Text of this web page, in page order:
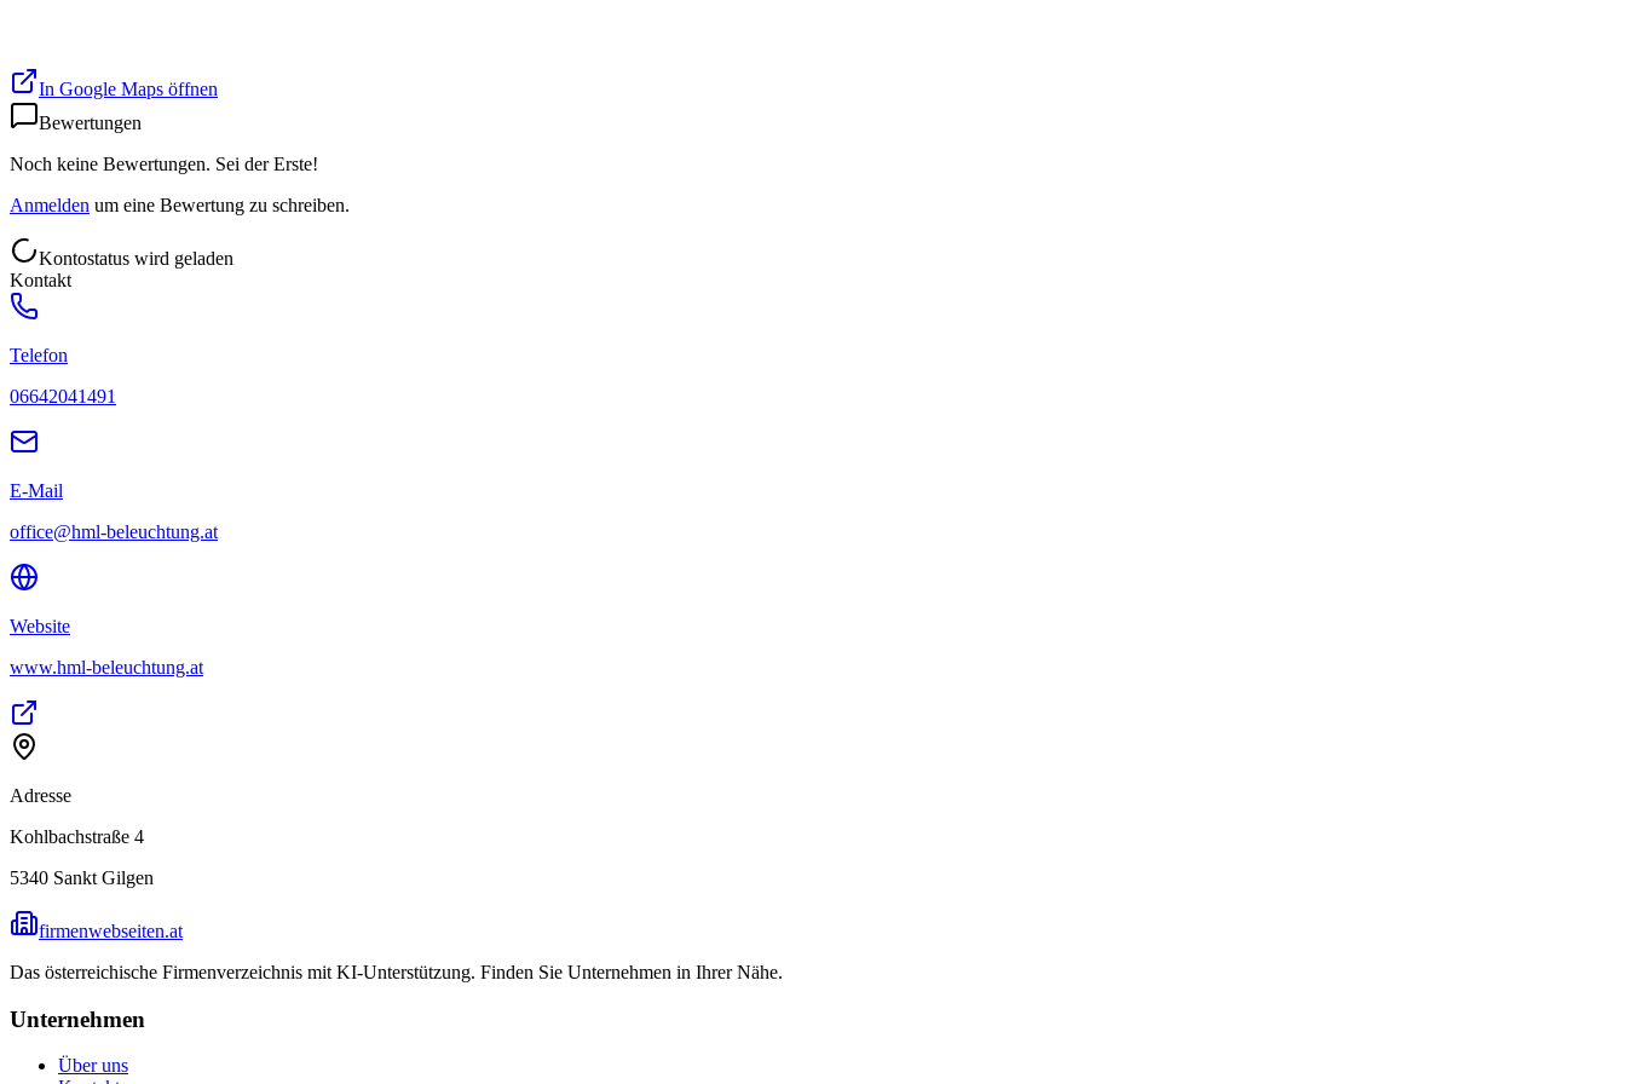
In Google Maps öffnen
Bewertungen
Noch keine Bewertungen. Sei der Erste!
Anmelden um eine Bewertung zu schreiben.
Kontostatus wird geladen
Kontakt
Telefon
06642041491
E-Mail
office@hml-beleuchtung.at
Website
www.hml-beleuchtung.at
Adresse
Kohlbachstraße 4
5340 Sankt Gilgen
firmenwebseiten.at
Das österreichische Firmenverzeichnis mit KI-Unterstützung. Finden Sie Unternehmen in Ihrer Nähe.
Unternehmen
Über uns